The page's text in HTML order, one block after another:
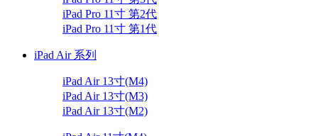
iPad Pro 11寸 第2代
iPad Pro 11寸 第1代
iPad Air 系列
iPad Air 13寸(M4)
iPad Air 13寸(M3)
iPad Air 13寸(M2)